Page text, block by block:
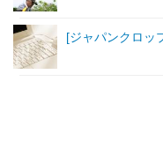
[ジャパンクロッ